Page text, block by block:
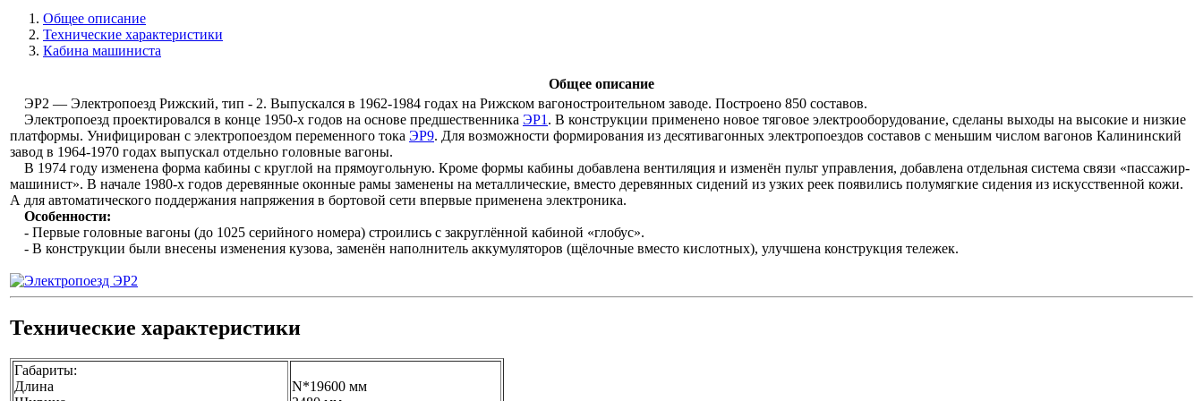
Общее описание
Технические характеристики
Кабина машиниста
Общее описание
ЭР2 — Электропоезд Рижский, тип - 2. Выпускался в 1962-1984 годах на Рижском вагоностроительном заводе. Построено 850 составов.
Электропоезд проектировался в конце 1950-х годов на основе предшественника ЭР1 . В конструкции применено новое тяговое электрооборудование, сделаны выходы на высокие и низкие
платформы. Унифицирован с электропоездом переменного тока ЭР9. Для возможности формирования из десятивагонных электропоездов составов с меньшим числом вагонов Калининский
завод в 1964-1970 годах выпускал отдельно головные вагоны.
В 1974 году изменена форма кабины с круглой на прямоугольную. Кроме формы кабины добавлена вентиляция и изменён пульт управления, добавлена отдельная система связи «пассажир-
машинист». В начале 1980-х годов деревянные оконные рамы заменены на металлические, вместо деревянных сидений из узких реек появились полумягкие сидения из искусственной кожи.
А для автоматического поддержания напряжения в бортовой сети впервые применена электроника.
Особенности:
- Первые головные вагоны (до 1025 серийного номера) строились с закруглённой кабиной «глобус».
- В конструкции были внесены изменения кузова, заменён наполнитель аккумуляторов (щёлочные вместо кислотных), улучшена конструкция тележек.
Технические характеристики
Габариты:
Длина
N*19600 мм